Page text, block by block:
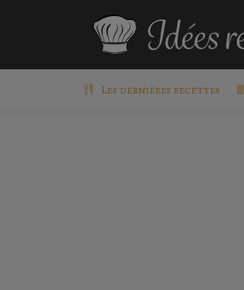
Les dernières recettes